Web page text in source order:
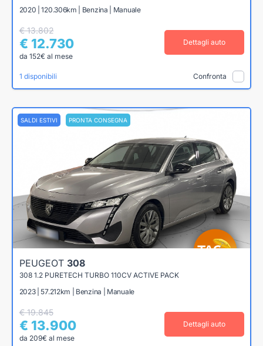
2020 | 120.306km | Benzina | Manuale
€ 13.802
€ 12.730
da 152€ al mese
Dettagli auto
1 disponibili Confronta
SALDI ESTIVI PRONTA CONSEGNA
PEUGEOT 308
308 1.2 PURETECH TURBO 110CV ACTIVE PACK
2023 | 57.212km | Benzina | Manuale
€ 19.845
€ 13.900
da 209€ al mese
Dettagli auto